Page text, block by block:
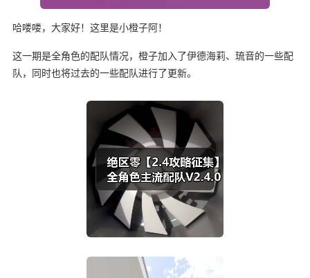
哈喽喽，大家好！这里是小橙子阿！
这一期是全角色的配队情况，橙子加入了伊德海莉、琉音的一些配
队，同时也将过去的一些配队进行了更新。